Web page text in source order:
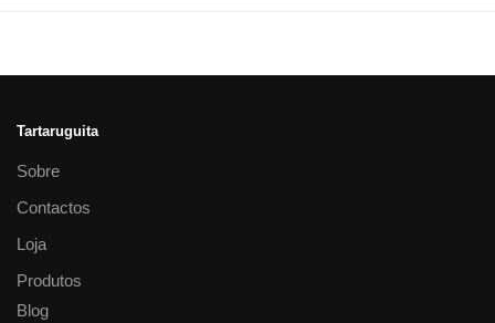
Tartaruguita
Sobre
Contactos
Loja
Produtos
Blog